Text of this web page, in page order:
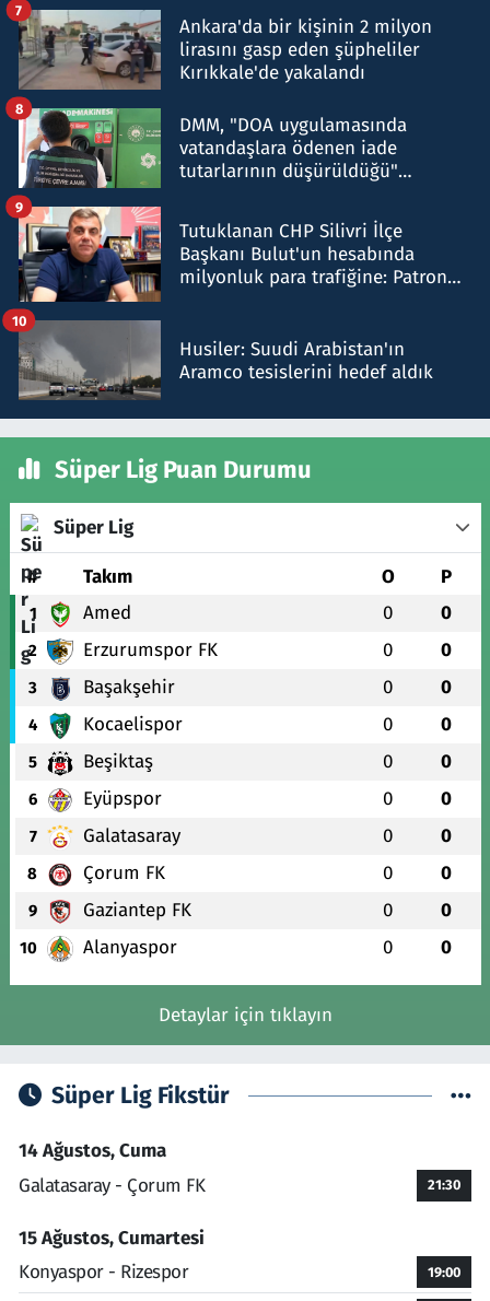
Ankara'da bir kişinin 2 milyon
lirasını gasp eden şüpheliler
Kırıkkale'de yakalandı
7
DMM, "DOA uygulamasında
vatandaşlara ödenen iade
tutarlarının düşürüldüğü"
8
Tutuklanan CHP Silivri İlçe
Başkanı Bulut'un hesabında
milyonluk para trafiğine: Patron
9
Husiler: Suudi Arabistan'ın
Aramco tesislerini hedef aldık
10
Süper Lig Puan Durumu
Süper Lig
# Takım O P
1 Amed 0 0
2 Erzurumspor FK 0 0
3 Başakşehir 0 0
4 Kocaelispor 0 0
5 Beşiktaş 0 0
6 Eyüpspor 0 0
7 Galatasaray 0 0
8 Çorum FK 0 0
9 Gaziantep FK 0 0
10 Alanyaspor 0 0
Detaylar için tıklayın
Süper Lig Fikstür
14 Ağustos, Cuma
Galatasaray - Çorum FK
21:30
15 Ağustos, Cumartesi
Konyaspor - Rizespor
19:00